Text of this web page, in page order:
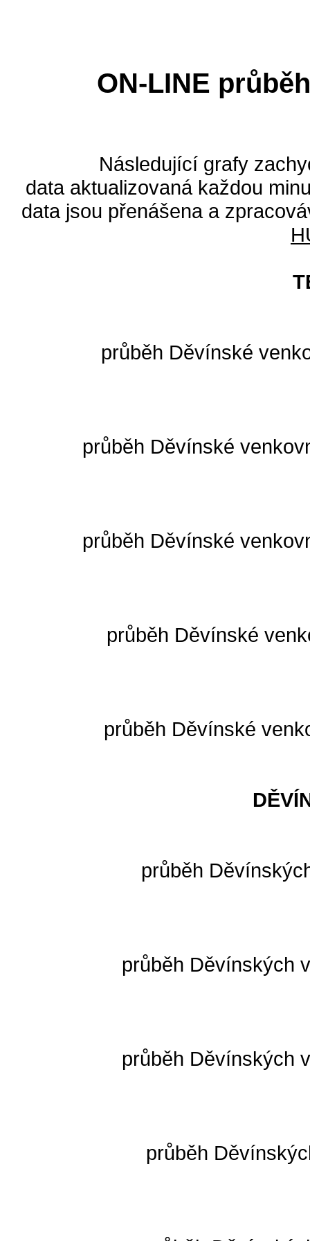
ON-LINE
Následující grafy
data aktualizovaná každou
data jsou přenášena a
průběh Děvínské
průběh Děvínské
průběh Děvínské
průběh Děvínské
průběh Děvínské
průběh
průběh Děvínských
průběh Děvínských
průběh